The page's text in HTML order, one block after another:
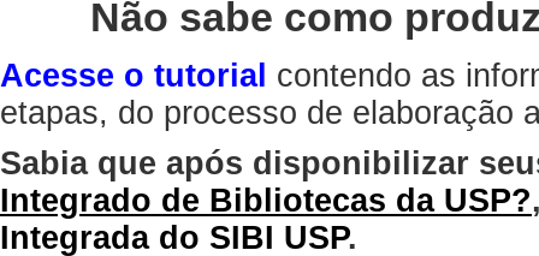
Não sabe como
Acesse o tutorial contendo as
etapas, do processo de elaboração
Sabia que após disponibilizar
Integrado de Bibliotecas da USP?
Integrada do SIBI USP.